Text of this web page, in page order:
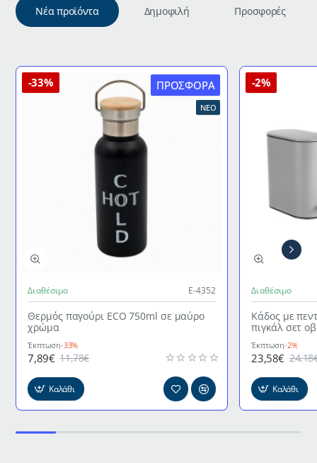
Νέα προϊόντα Δημοφιλή Προσφορές
ΠΡΟΣΦΟΡΆ
ΝΈΟ
-33%
Διαθέσιμο Ε-4352
Θερμός παγούρι ECO 750ml σε μαύρο
χρώμα
Έκπτωση-33%
7,89€ 11,78€
Καλάθι
-2%
Διαθέσιμο
Κάδος με
πιγκάλ σετ
Έκπτωση-2%
23,58€
Καλάθι